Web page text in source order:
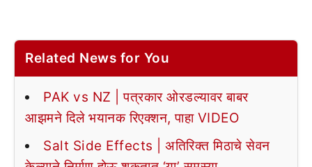
Related News for You
PAK vs NZ | पत्रकार ओरडल्यावर बाबर
आझमने दिले भयानक रिएक्शन, पाहा VIDEO
Salt Side Effects | अतिरिक्त मिठाचे सेवन